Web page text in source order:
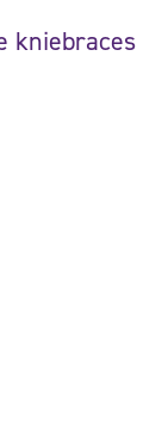
kniebraces